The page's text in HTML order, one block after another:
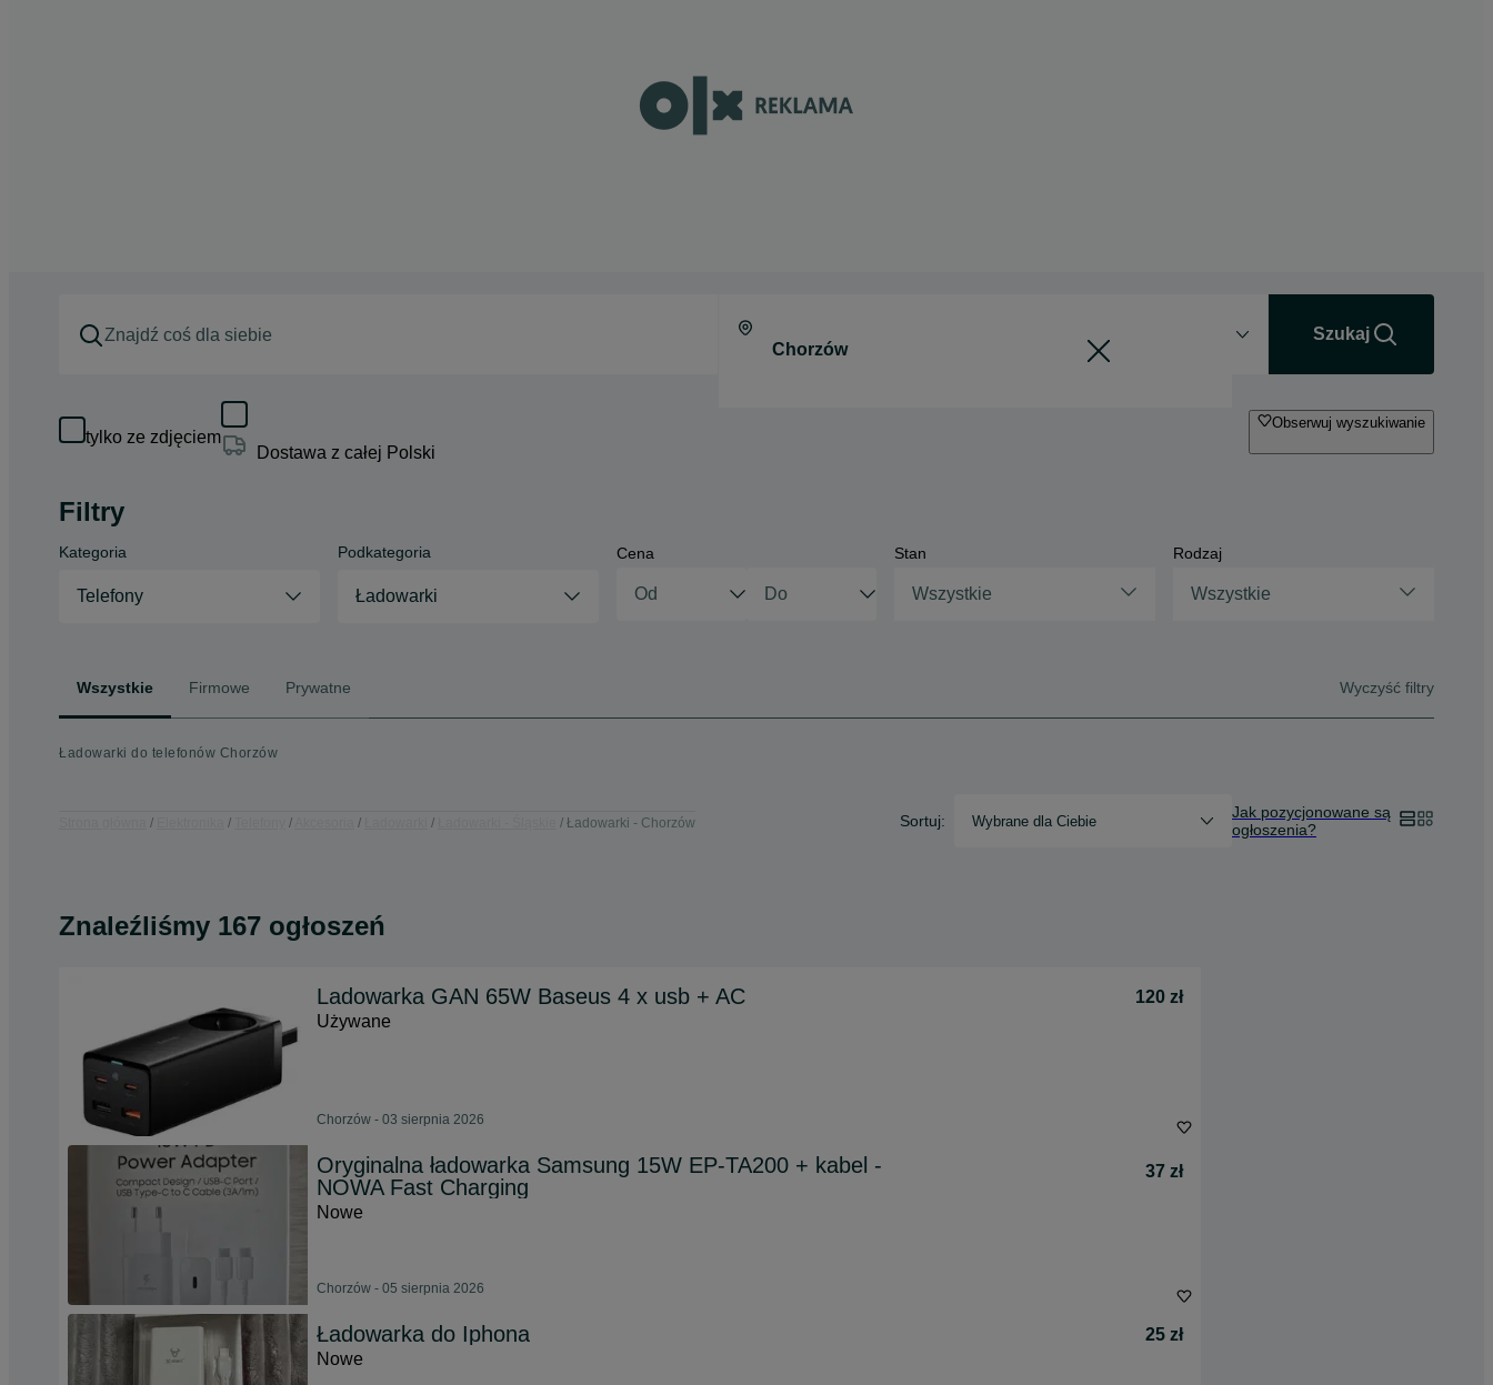
Szukaj
tylko ze zdjęciem
Dostawa z całej Polski
Obserwuj wyszukiwanie
Filtry
Kategoria
Telefony
Podkategoria
Ładowarki
Cena Stan
Wszystkie
Rodzaj
Wszystkie
Wszystkie Firmowe Prywatne Wyczyść filtry
Ładowarki do telefonów Chorzów
Ładowarki - Chorzów Sortuj: Wybrane dla Ciebie
Jak pozycjonowane są
ogłoszenia?
Znaleźliśmy 167 ogłoszeń
Ladowarka GAN 65W Baseus 4 x usb + AC
120 zł
Używane
Chorzów - 03 sierpnia 2026
Oryginalna ładowarka Samsung 15W EP-TA200 + kabel -
NOWA Fast Charging
37 zł
Nowe
Chorzów - 05 sierpnia 2026
Ładowarka do Iphona
25 zł
Nowe